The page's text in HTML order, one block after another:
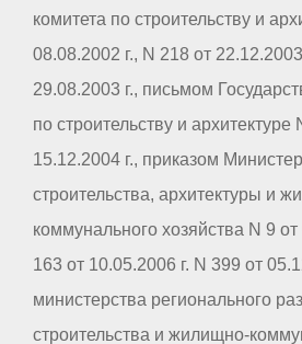
комитета по строительству и
08.08.2002 г., N 218 от
29.08.2003 г., письмом
по строительству и архитектуре
15.12.2004 г., приказом
строительства, архитектуры и
коммунального хозяйства N 9 от
163 от 10.05.2006 г. N 399 от
министерства регионального
строительства и жилищно-